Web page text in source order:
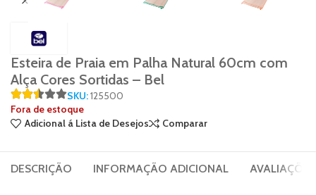
Esteira de Praia em Palha Natural 60cm com
Alça Cores Sortidas – Bel
SKU:125500
Fora de estoque
Adicional á Lista de Desejos
Comparar
DESCRIÇÃO INFORMAÇÃO ADICIONAL